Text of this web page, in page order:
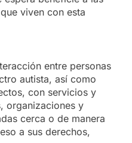
viven con esta
entre personas
autista, así como
con servicios y
organizaciones y
cerca o de manera
a sus derechos,